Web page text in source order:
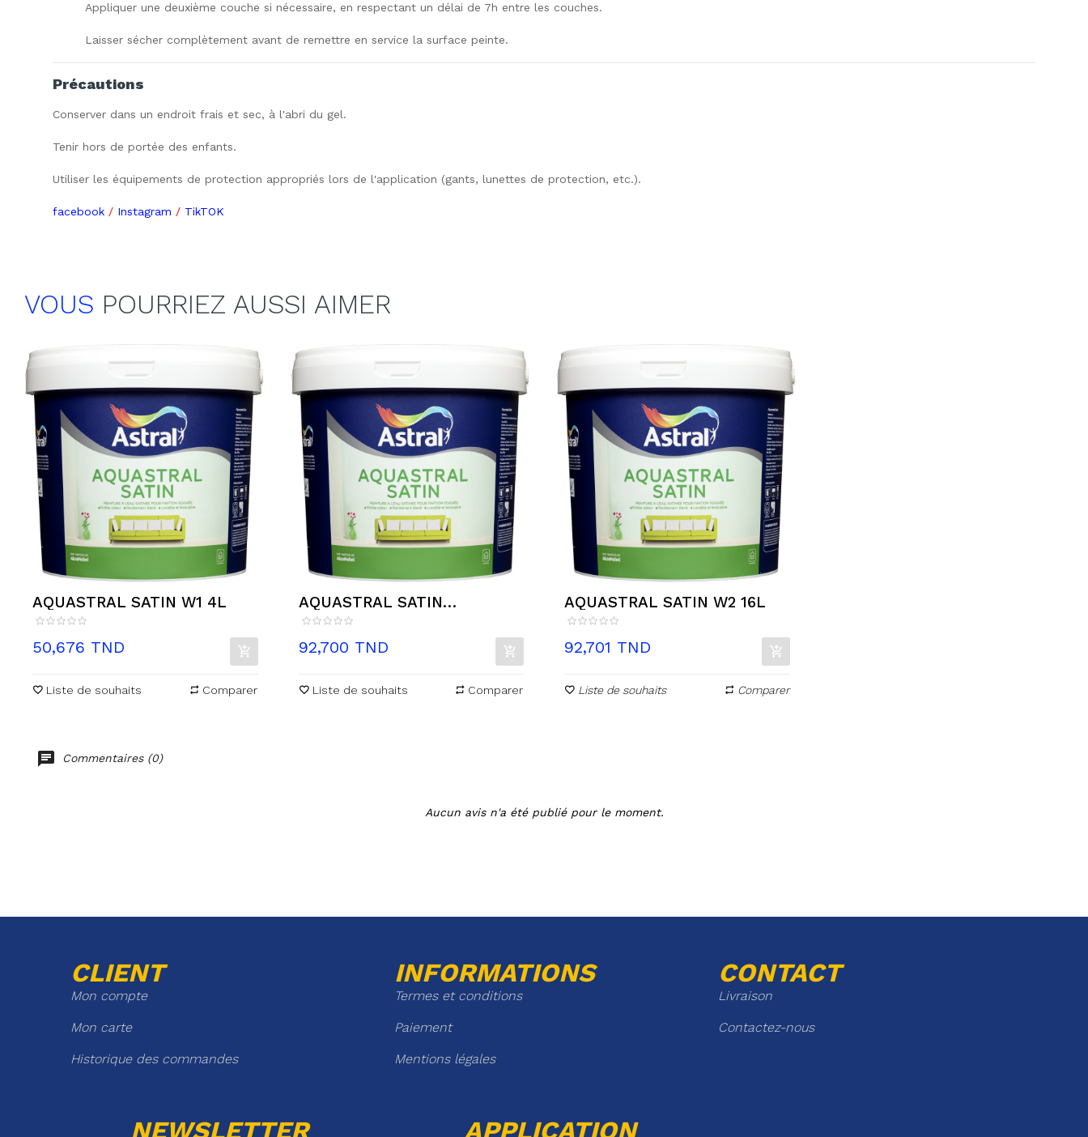
Appliquer une deuxième couche si nécessaire, en respectant un délai de 7h entre les couches.
Laisser sécher complètement avant de remettre en service la surface peinte.
Précautions
Conserver dans un endroit frais et sec, à l'abri du gel.
Tenir hors de portée des enfants.
Utiliser les équipements de protection appropriés lors de l'application (gants, lunettes de protection, etc.).
facebook / Instagram / TikTOK
VOUS POURRIEZ AUSSI AIMER
AQUASTRAL SATIN W1 4L
Prix
50,676 TND
Liste de souhaits Comparer
AQUASTRAL SATIN
TRANSPARANT...
Prix
92,700 TND
Liste de souhaits Comparer
AQUASTRAL SATIN W2 16L
Prix
92,701 TND
Liste de souhaits Comparer
Commentaires (0)
Aucun avis n'a été publié pour le moment.
CLIENT
Mon compte
Mon carte
Historique des commandes
INFORMATIONS
Termes et conditions
Paiement
Mentions légales
CONTACT
Livraison
Contactez-nous
NEWSLETTER APPLICATION